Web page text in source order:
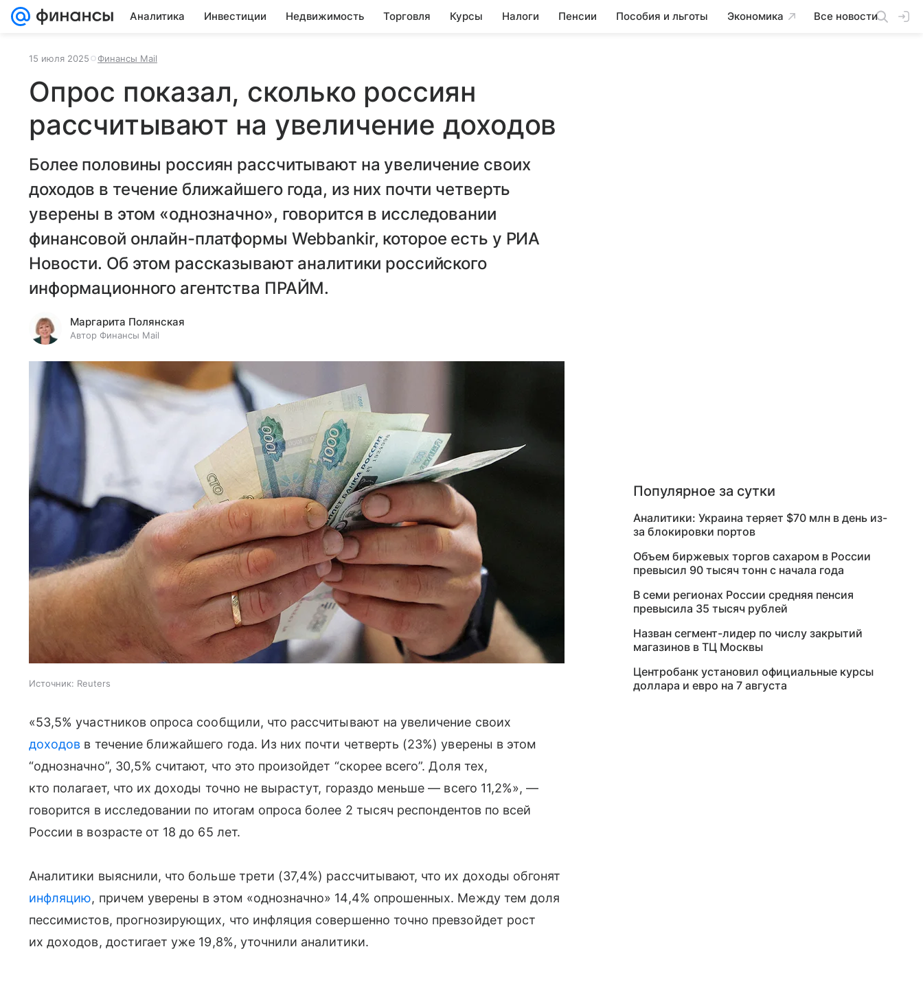
Аналитика Инвестиции Недвижимость Торговля Курсы Налоги Пенсии Пособия и льготы Экономика Все новости
15 июля 2025 Финансы Mail
Опрос показал, сколько россиян
рассчитывают на увеличение доходов
Более половины россиян рассчитывают на увеличение своих
доходов в течение ближайшего года, из них почти четверть
уверены в этом «однозначно», говорится в исследовании
финансовой онлайн-платформы Webbankir, которое есть у РИА
Новости. Об этом рассказывают аналитики российского
информационного агентства ПРАЙМ.
Маргарита Полянская
Автор Финансы Mail
Источник: Reuters
«53,5% участников опроса сообщили, что рассчитывают на увеличение своих
доходов в течение ближайшего года. Из них почти четверть (23%) уверены в этом
“однозначно”, 30,5% считают, что это произойдет “скорее всего”. Доля тех,
кто полагает, что их доходы точно не вырастут, гораздо меньше — всего 11,2%», —
говорится в исследовании по итогам опроса более 2 тысяч респондентов по всей
России в возрасте от 18 до 65 лет.
Аналитики выяснили, что больше трети (37,4%) рассчитывают, что их доходы обгонят
инфляцию, причем уверены в этом «однозначно» 14,4% опрошенных. Между тем доля
пессимистов, прогнозирующих, что инфляция совершенно точно превзойдет рост
их доходов, достигает уже 19,8%, уточнили аналитики.
Популярное за сутки
Аналитики: Украина теряет $70 млн в день из-
за блокировки портов
Объем биржевых торгов сахаром в России
превысил 90 тысяч тонн с начала года
В семи регионах России средняя пенсия
превысила 35 тысяч рублей
Назван сегмент-лидер по числу закрытий
магазинов в ТЦ Москвы
Центробанк установил официальные курсы
доллара и евро на 7 августа